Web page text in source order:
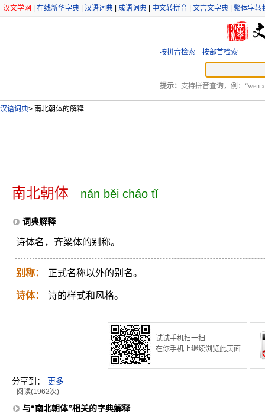
汉文学网 在线新华字典 汉语词典 成语词典 中文转拼音 文言文字典 繁体字转
按拼音检索 按部首检索
提示： 支持拼音查询，例：“wen
汉语词典> 南北朝体的解释
南北朝体 nán běi cháo tǐ
词典解释
诗体名，齐梁体的别称。
别称： 正式名称以外的别名。
诗体： 诗的样式和风格。
试试手机扫一扫
在你手机上继续浏览此页面
分享到： 更多
阅读(1962次)
与“南北朝体”相关的字典解释